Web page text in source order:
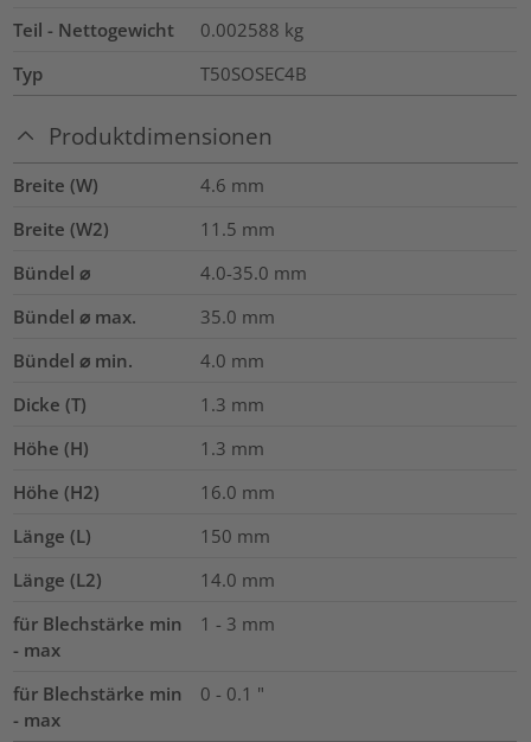
Teil - Nettogewicht
0.002588 kg
Typ
T50SOSEC4B
Produktdimensionen
Breite (W) 4.6 mm
Breite (W2)
11.5 mm
Bündel ⌀
4.0-35.0 mm
Bündel ⌀ max.
35.0 mm
Bündel ⌀ min.
4.0 mm
Dicke (T)
1.3 mm
Höhe (H)
1.3 mm
Höhe (H2)
16.0 mm
Länge (L)
150 mm
Länge (L2)
14.0 mm
für Blechstärke min
- max
1 - 3 mm
für Blechstärke min
- max
0 - 0.1 "